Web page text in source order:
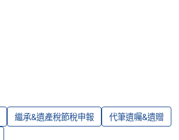
繼承&遺產稅節稅申報 代筆遺囑&遺贈